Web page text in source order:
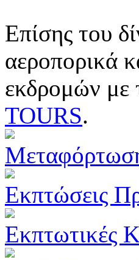
Επίσης του
αεροπορικά
εκδρομών με
TOURS.
Εκπτώσεις
Εκπτωτικές